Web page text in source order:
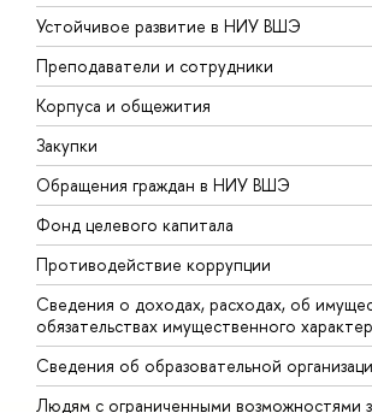
Устойчивое развитие в НИУ ВШЭ
Преподаватели и сотрудники
Корпуса и общежития
Закупки
Обращения граждан в НИУ ВШЭ
Фонд целевого капитала
Противодействие коррупции
Сведения о доходах, расходах, об
обязательствах имущественного
Сведения об образовательной
Людям с ограниченными возможностями